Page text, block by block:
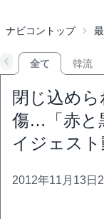
ナビコントップ
全て 韓流
閉じ込め
傷…「赤と
イジェスト
2012年11月13日